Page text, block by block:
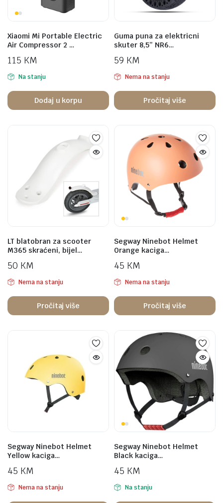
Xiaomi Mi Portable Electric
Air Compressor 2 …
115 KM
Na stanju
Dodaj u korpu
Guma puna za elektricni
skuter 8,5” NR6…
59 KM
Nema na stanju
Pročitaj više
LT blatobran za scooter
M365 skraćeni, bijel…
50 KM
Nema na stanju
Pročitaj više
Segway Ninebot Helmet
Orange kaciga…
45 KM
Nema na stanju
Pročitaj više
Segway Ninebot Helmet
Yellow kaciga…
45 KM
Nema na stanju
Segway Ninebot Helmet
Black kaciga…
45 KM
Na stanju